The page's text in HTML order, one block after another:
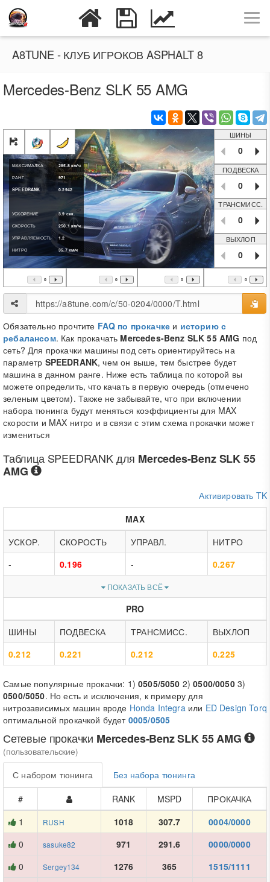
A8TUNE - КЛУБ ИГРОКОВ ASPHALT 8
Mercedes-Benz SLK 55 AMG
МАКСИМАЛКА 285.8км/ч
РАНГ
971
SPEEDRANK
0.2942
УСКОРЕНИЕ 3.9сек.
СКОРОСТЬ
250.1 км/ч
УПРАВЛЯЕМОСТЬ
1.2
НИТРО
35.7км/ч
ШИНЫ
0
ПОДВЕСКА
0
ТРАНСМИСС.
0
ВЫХЛОП
0
0 0 0 0
Обязательно прочтите FAQ по прокачке и историю с
ребалансом. Как прокачать Mercedes-Benz SLK 55 AMG под
сеть? Для прокачки машины под сеть ориентируйтесь на
параметр SPEEDRANK, чем он выше, тем быстрее будет
машина в данном ранге. Ниже есть таблица по которой вы
можете определить, что качать в первую очередь (отмечено
зеленым цветом). Также не забывайте, что при включении
набора тюнинга будут меняться коэффициенты для MAX
скорости и MAX нитро и в связи с этим схема прокачки может
измениться
Таблица SPEEDRANKдля Mercedes-Benz SLK 55
AMG
Активировать TK
MAX
УСКОР.
СКОРОСТЬ УПРАВЛ.
НИТРО
-
0.196 - 0.267
ПОКАЗАТЬ ВСЁ
PRO
ШИНЫ
ПОДВЕСКА ТРАНСМИСС.
ВЫХЛОП
0.212
0.221 0.212 0.225
Самые популярные прокачки: 1)0505/5050 2)0500/00503)
0500/5050. Но есть и исключения, к примеру для
нитрозависимых машин вроде Honda Integraили ED Design Torq
оптимальной прокачкой будет 0005/0505
Сетевые прокачки Mercedes-Benz SLK 55 AMG
(пользовательские)
С набором тюнинга
Без набора тюнинга
#
RANK MSPD
ПРОКАЧКА
1
RUSH 1018 307.7
0004/0000
0
sasuke82 971 291.6
0000/0000
0
Sergey134 1276 365
1515/1111